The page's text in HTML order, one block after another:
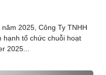
2025, Công Ty TNHH
hạnh tổ chức chuỗi hoạt
2025...